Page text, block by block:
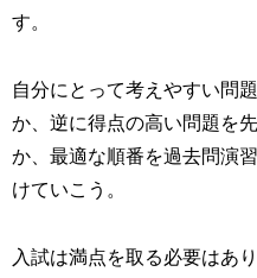
す。
自分にとって考えやすい問
か、逆に得点の高い問題を
か、最適な順番を過去問演
けていこう。
入試は満点を取る必要はあ